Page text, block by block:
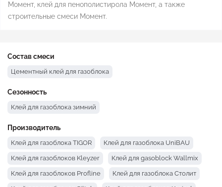
Момент, клей для пенополистирола Момент, а также
строительные смеси Момент.
Состав смеси
Цементный клей для газоблока
Сезонность
Клей для газоблока зимний
Производитель
Клей для газоблока TIGOR Клей для газоблока UniBAU
Клей для газоблоков Kleyzer Клей для gasoblock Wallmix
Клей для газоблоков Profline Клей для газоблока Столит